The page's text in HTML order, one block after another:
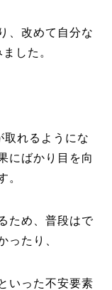
、改めて自分な
した。
取れるようにな
にばかり目を向
。
ため、普段はで
ったり、
いった不安要素